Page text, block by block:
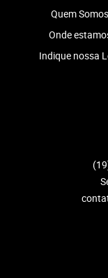
Quem Somos
Onde
Indique nossa